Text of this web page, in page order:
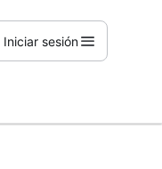
Iniciar sesión